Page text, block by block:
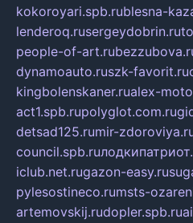
kokoroyari.spb.rublesna-
lenderoq.rusergeydobrin.ru
people-of-art.ru
dynamoauto.ruszk-favorit.ru
kingbolenskaner.rualex-
act1.spb.rupolyglot.com.ru
detsad125.rumir-
council.spb.ru
iclub.net.rugazon-easy.ru
pylesostineco.rumsts-
artemovskij.rudopler.spb.ru